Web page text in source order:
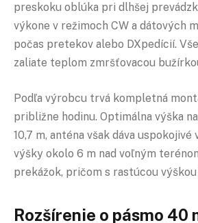
preskoku oblúka pri dlhšej
výkone v režimoch CW a dátových
počas pretekov alebo DXpedícií.
zaliate teplom zmršťovacou
Podľa výrobcu trvá kompletná
približne hodinu. Optimálna výška
10,7 m, anténa však dáva uspokojivé
výšky okolo 6 m nad voľným
prekážok, pričom s rastúcou výškou
Rozšírenie o pásmo 40